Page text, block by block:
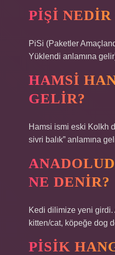
PIŞI NEDIR
PiSi (Paketler
Yüklendi anlamına
HAMSI
GELIR?
Hamsi ismi eski Kolkh
sivri balık” anlamına
NE DENIR?
Kedi dilimize yeni girdi.
kitten/cat, köpeğe dog
PISIK